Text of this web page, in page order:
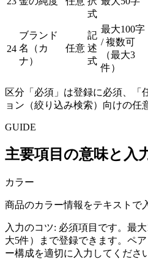
式
24
ブランド
名（カ
ナ）
任意
記
述
式
最大100字
/ 複数可
（最大3
件）
区分「必須」は登録に必須、「
ョン（絞り込み検索）向けの任
GUIDE
主要項目の意味と入
カラー
商品のカラー情報をテキストで
入力のコツ: 必須項目です。最
大5件）まで登録できます。ペ
ー構成を適切に入力してくださ